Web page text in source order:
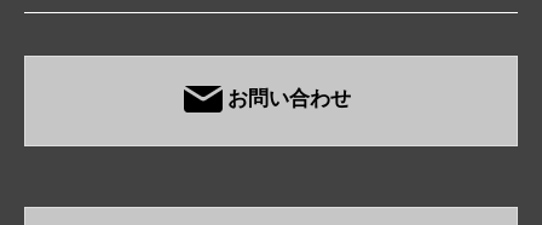
お問い合わせ